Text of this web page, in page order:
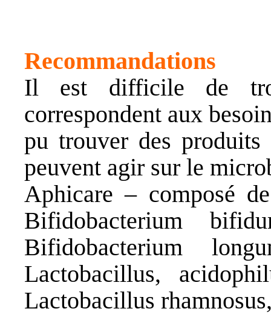
Recommandations
Il est difficile de
correspondent aux
pu trouver des produits
peuvent agir sur le
Aphicare – composé
Bifidobacterium
Bifidobacterium
Lactobacillus,
Lactobacillus